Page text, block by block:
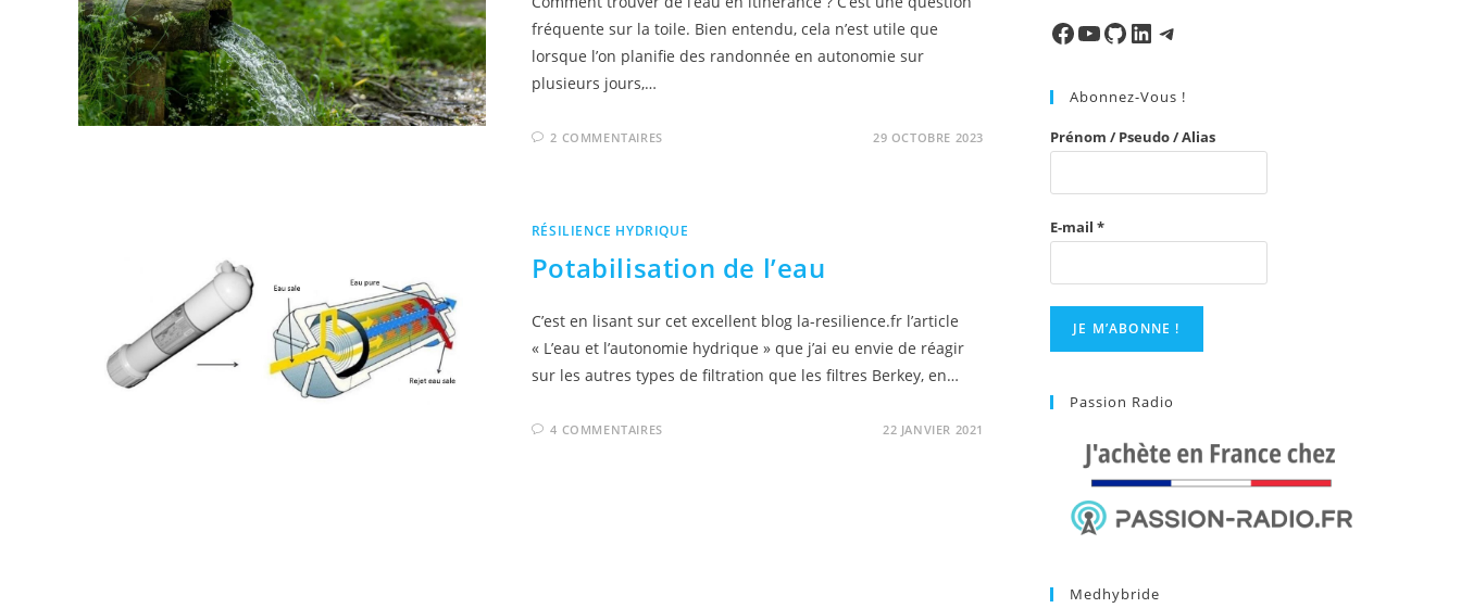
fréquente sur la toile. Bien entendu, cela n’est utile que
lorsque l’on planifie des randonnée en autonomie sur
plusieurs jours,…
2 COMMENTAIRES 29 OCTOBRE 2023
RÉSILIENCE HYDRIQUE
Potabilisation de l’eau
C’est en lisant sur cet excellent blog la-resilience.fr l’article
« L’eau et l’autonomie hydrique » que j’ai eu envie de réagir
sur les autres types de filtration que les filtres Berkey, en…
4 COMMENTAIRES 22 JANVIER 2021
Facebook
Ma chaineMon Repo GithubLinkedInTelegram
Abonnez-Vous !
Prénom / Pseudo / Alias
E-mail *
Passion Radio
Medhybride